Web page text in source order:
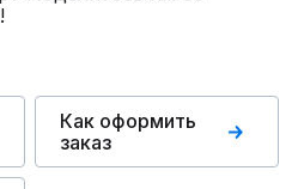
Как оформить
заказ